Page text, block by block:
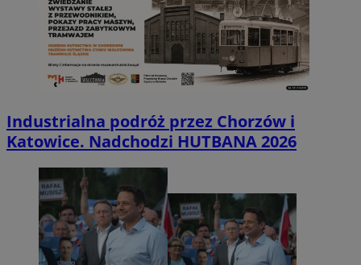
Industrialna podróż przez Chorzów i
Katowice. Nadchodzi HUTBANA 2026